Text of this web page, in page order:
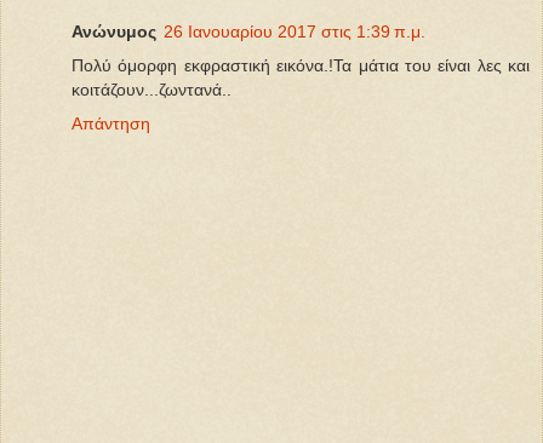
Ανώνυμος 26 Ιανουαρίου 2017 στις 1:39 π.μ.
Πολύ όμορφη εκφραστική εικόνα.!Τα μάτια του είναι λες και
κοιτάζουν...ζωντανά..
Απάντηση